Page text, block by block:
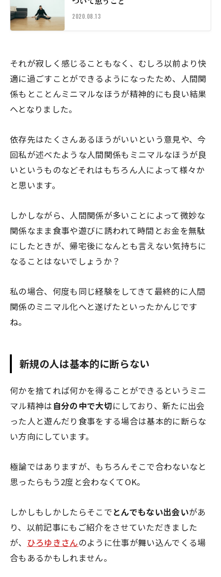
2020.08.13
それが寂しく感じることもなく、むしろ以前より快
適に過ごすことができるようになったため、人間関
係もとことんミニマルなほうが精神的にも良い結果
へとなりました。
依存先はたくさんあるほうがいいという意見や、今
回私が述べたような人間関係もミニマルなほうが良
いというものなどそれはもちろん人によって様々か
と思います。
しかしながら、人間関係が多いことによって微妙な
関係なまま食事や遊びに誘われて時間とお金を無駄
にしたときが、 帰宅後になんとも言えない気持ちに
なる ことはないでしょうか？
私の場合、何度も同じ経験をしてきて最終的に人間
関係のミニマル化へと遂げたといったかんじです
ね。
新規の人は基本的に断らない
何かを捨てれば何かを得ることができる というミニ
マル精神は自分の中で大切にしており、新たに出会
った人と遊んだり食事をする場合は基本的に断らな
い方向にしています。
極論ではありますが、もちろんそこで合わないなと
思ったらもう2度と会わなくてOK。
しかしもしかしたらそこでとんでもない出会いがあ
り、以前記事にもご紹介をさせていただきました
が、 ひろゆきさんのように仕事が舞い込んでくる場
合もあるかもしれません。